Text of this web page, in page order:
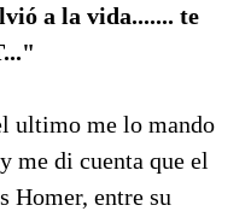
a la vida....... te
ultimo me lo mando
me di cuenta que el
Homer, entre su